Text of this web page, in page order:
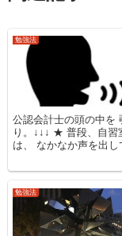
勉強法
公認会計士の頭の中を
り。↓↓↓ ★ 普段、自習
は、 なかなか声を出し
勉強法